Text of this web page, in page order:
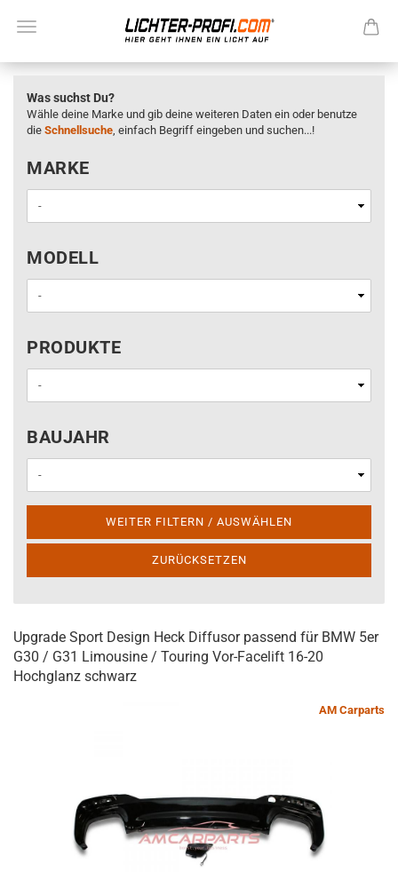
Was suchst Du?
Wähle deine Marke und gib deine weiteren Daten ein oder benutze
die Schnellsuche, einfach Begriff eingeben und suchen...!
MARKE
MARKE
MODELL
MODELL
PRODUKTE
PRODUKTE
BAUJAHR
BAUJAHR
WEITER FILTERN / AUSWÄHLEN
ZURÜCKSETZEN
Upgrade Sport Design Heck Diffusor passend für BMW 5er
G30 / G31 Limousine / Touring Vor-Facelift 16-20
Hochglanz schwarz
AM Carparts